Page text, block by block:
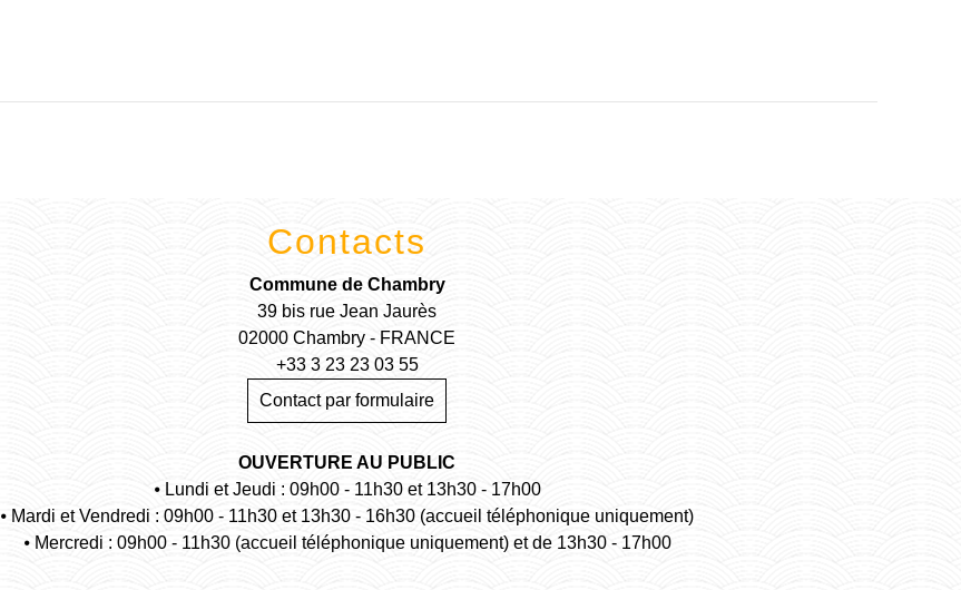
Contacts
Commune de Chambry
39 bis rue Jean Jaurès
02000 Chambry - FRANCE
+33 3 23 23 03 55
Contact par formulaire
OUVERTURE AU PUBLIC
⦁ Lundi et Jeudi : 09h00 - 11h30 et 13h30 - 17h00
⦁ Mardi et Vendredi : 09h00 - 11h30 et 13h30 - 16h30 (accueil téléphonique uniquement)
⦁ Mercredi : 09h00 - 11h30 (accueil téléphonique uniquement) et de 13h30 - 17h00